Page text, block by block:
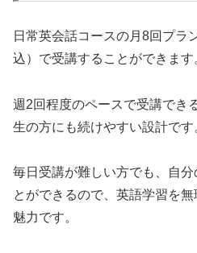
日常英会話コースの月8回プラ
込）で受講することができます
週2回程度のペースで受講でき
生の方にも続けやすい設計です
毎日受講が難しい方でも、自
とができるので、英語学習を
魅力です。